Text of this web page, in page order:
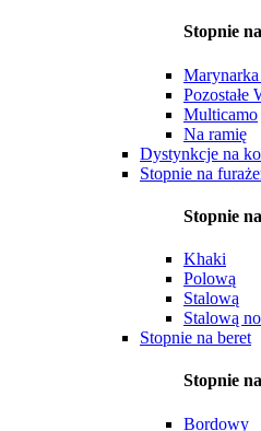
Stopnie
Pozostałe
Multicamo
Na ramię
Dystynkcje na
Stopnie na
Stopnie
Khaki
Polową
Stalową
Stalową
Stopnie na beret
Stopnie
Bordowy